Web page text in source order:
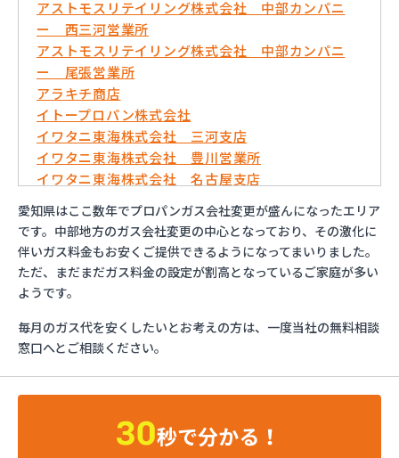
アストモスリテイリング株式会社 中部カンパニ
ー 西三河営業所
アストモスリテイリング株式会社 中部カンパニ
ー 尾張営業所
アラキチ商店
イトープロパン株式会社
イワタニ東海株式会社 三河支店
イワタニ東海株式会社 豊川営業所
イワタニ東海株式会社 名古屋支店
イワタニ東海株式会社 名古屋南営業所
およべプロパン
ガスショップイチカワ
ガステックサービス株式会社 安城営業所
ガステックサービス株式会社 西三河支店
ガステックサービス株式会社 蒲郡営業所
ガステックサービス株式会社 吉良営業所
ガステックサービス株式会社 新城営業所
ガステックサービス株式会社 西尾営業所
ガステックサービス株式会社 尾張支店 春日井営
愛知県はここ数年でプロパンガス会社変更が盛んになったエリア
です。中部地方のガス会社変更の中心となっており、その激化に
伴いガス料金もお安くご提供できるようになってまいりました。
ただ、まだまだガス料金の設定が割高となっているご家庭が多い
ようです。
毎月のガス代を安くしたいとお考えの方は、一度当社の無料相談
窓口へとご相談ください。